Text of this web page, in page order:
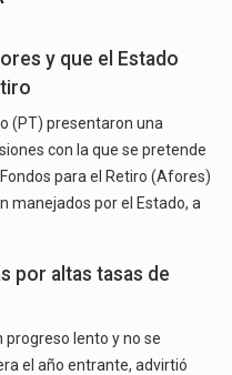
y que el Estado
(PT) presentaron una
con la que se pretende
para el Retiro (Afores)
manejados por el Estado, a
por altas tasas de
progreso lento y no se
el año entrante, advirtió